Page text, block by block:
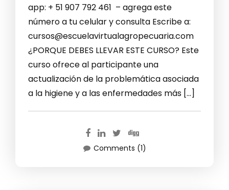
app: + 51 907 792 461 – agrega este
número a tu celular y consulta Escribe a:
cursos@escuelavirtualagropecuaria.com
¿PORQUE DEBES LLEVAR ESTE CURSO? Este
curso ofrece al participante una
actualización de la problemática asociada
a la higiene y a las enfermedades más […]
Comments (1)